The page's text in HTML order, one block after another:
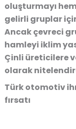
oluşturmayı
gelirli gruplar
Ancak çevreci
hamleyi iklim
Çinli üreticilere
olarak
Türk otomotiv
fırsatı